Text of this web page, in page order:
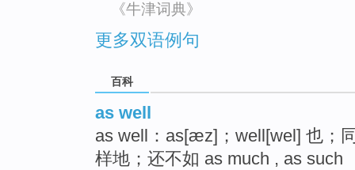
《牛津词典》
更多双语例句
百科
as well
as well：as[æz]；well[wel] 也；
样地；还不如 as much , as such